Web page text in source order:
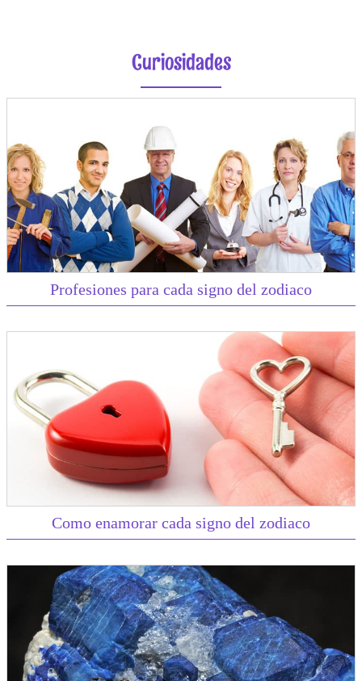
Curiosidades
Profesiones para cada signo del zodiaco
Como enamorar cada signo del zodiaco